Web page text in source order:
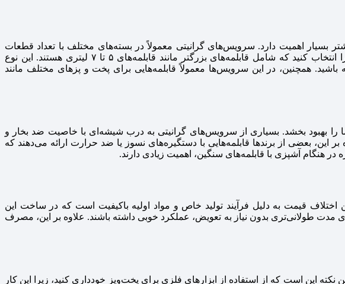
بسیار اهمیت دارد. سرویس‌های گرانیتی معمولاً در بسته‌های مختلف با تعداد قطعات
متفاوت موجود هستند. اگر شما نیاز به قابلمه‌های بزرگ برای پخت‌وپز در حجم زیاد دارید، بهتر است سرویس‌هایی را انتخاب کنید که شامل قابلمه‌های بزرگتر مانند قابلمه‌های ۵ تا ۷ لیتری هستند. این نوع
باشید. همچنین، در این سرویس‌ها معمولاً قابلمه‌هایی برای پخت و پزهای مختلف مانند
را بهبود بخشد. بسیاری از سرویس‌های گرانیتی به درب شیشه‌ای با خاصیت ضد بخار و
بعضی از برندها قابلمه‌هایی با دستگیره‌های نسوز یا ضد حرارت ارائه می‌دهند که
هنگام آشپزی با قابلمه‌های سنگین، اهمیت زیادی دارند.
اختلاف قیمت به دلیل فرآیند تولید خاص و مواد اولیه باکیفیت است که در ساخت این
مدت طولانی‌تری بدون نیاز به تعویض، عملکرد خوبی داشته باشند. علاوه بر این، مصرف
است که از استفاده از ابزارهای فلزی برای پخت‌وپز خودداری کنید، زیرا این کار